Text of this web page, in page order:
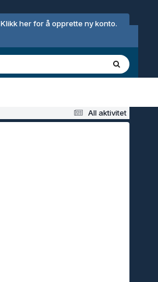
Klikk her for å opprette ny konto.
All aktivitet